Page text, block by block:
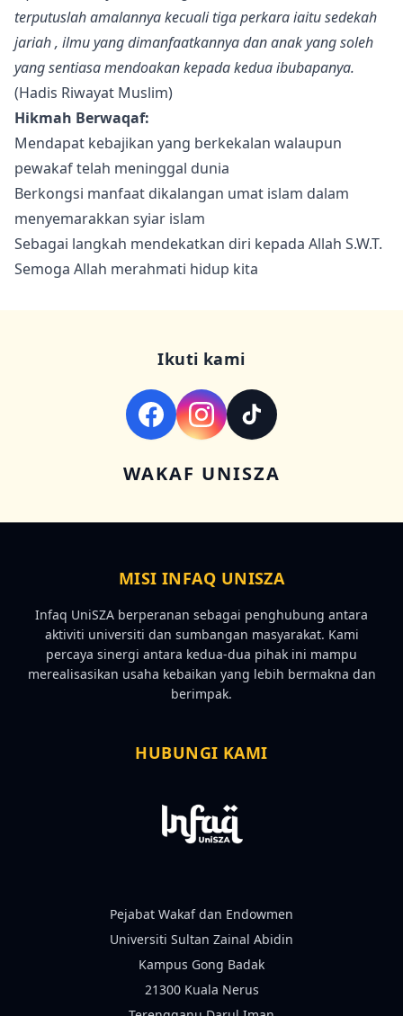
terputuslah amalannya kecuali tiga perkara iaitu sedekah
jariah , ilmu yang dimanfaatkannya dan anak yang soleh
yang sentiasa mendoakan kepada kedua ibubapanya.
(Hadis Riwayat Muslim)
Hikmah Berwaqaf:
Mendapat kebajikan yang berkekalan walaupun
pewakaf telah meninggal dunia
Berkongsi manfaat dikalangan umat islam dalam
menyemarakkan syiar islam
Sebagai langkah mendekatkan diri kepada Allah S.W.T.
Semoga Allah merahmati hidup kita
Ikuti kami
WAKAF UNISZA
MISI INFAQ UNISZA
Infaq UniSZA berperanan sebagai penghubung antara
aktiviti universiti dan sumbangan masyarakat. Kami
percaya sinergi antara kedua-dua pihak ini mampu
merealisasikan usaha kebaikan yang lebih bermakna dan
berimpak.
HUBUNGI KAMI
Pejabat Wakaf dan Endowmen
Universiti Sultan Zainal Abidin
Kampus Gong Badak
21300 Kuala Nerus